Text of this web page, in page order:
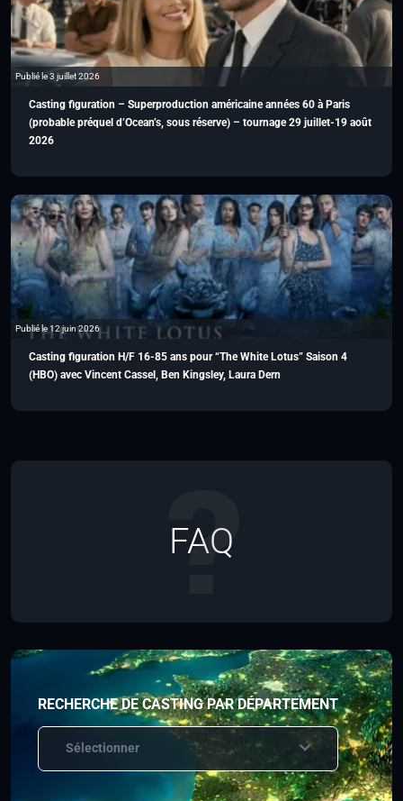
Publié le 3 juillet 2026
Casting figuration – Superproduction américaine années 60 à Paris
(probable préquel d’Ocean’s, sous réserve) – tournage 29 juillet-19 août
2026
Publié le 12 juin 2026
Casting figuration H/F 16-85 ans pour “The White Lotus” Saison 4
(HBO) avec Vincent Cassel, Ben Kingsley, Laura Dern
FAQ
RECHERCHE DE CASTING PAR DÉPARTEMENT
Sélectionner